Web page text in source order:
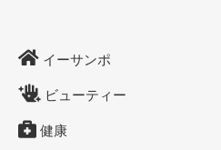
イーサンポ
ビューティー
健康